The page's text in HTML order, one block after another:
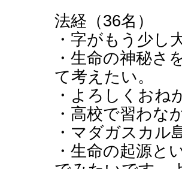
法経（36名）
・字がもう少し
・生命の神秘さ
て考えたい。
・よろしくおね
・高校で習わな
・マダガスカル
・生命の起源と